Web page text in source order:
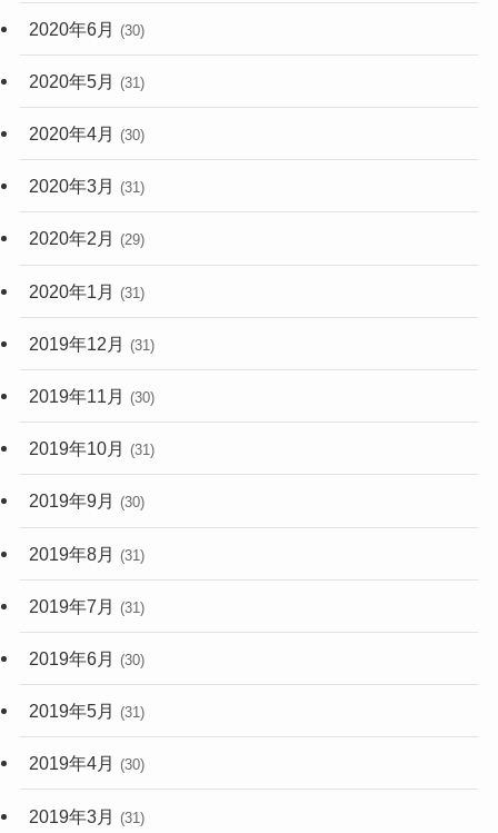
2020年6月 (30)
2020年5月 (31)
2020年4月 (30)
2020年3月 (31)
2020年2月 (29)
2020年1月 (31)
2019年12月 (31)
2019年11月 (30)
2019年10月 (31)
2019年9月 (30)
2019年8月 (31)
2019年7月 (31)
2019年6月 (30)
2019年5月 (31)
2019年4月 (30)
2019年3月 (31)